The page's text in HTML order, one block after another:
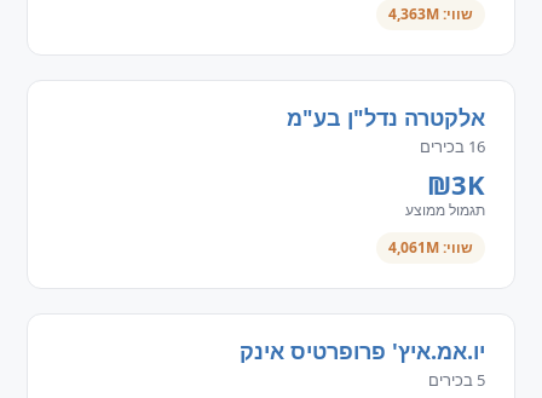
שווי: 4,363M
אלקטרה נדל"ן בע"מ
16 בכירים
₪3K
תגמול ממוצע
שווי: 4,061M
יו.אמ.איץ' פרופרטיס אינק
5 בכירים